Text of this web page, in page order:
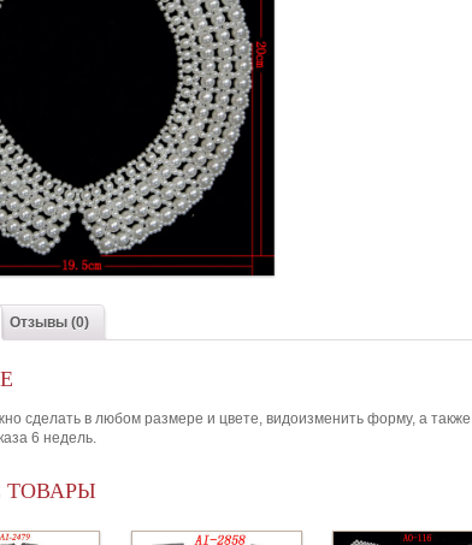
Отзывы (0)
сделать в любом размере и цвете, видоизменить форму, а
6 недель.